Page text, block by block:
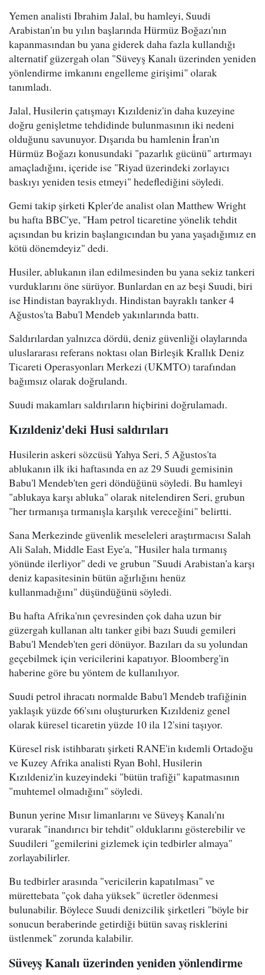
Yemen analisti Ibrahim Jalal, bu hamleyi, Suudi
Arabistan'ın bu yılın başlarında Hürmüz Boğazı'nın
kapanmasından bu yana giderek daha fazla kullandığı
alternatif güzergah olan "Süveyş Kanalı üzerinden yeniden
yönlendirme imkanını engelleme girişimi" olarak
tanımladı.
Jalal, Husilerin çatışmayı Kızıldeniz'in daha kuzeyine
doğru genişletme tehdidinde bulunmasının iki nedeni
olduğunu savunuyor. Dışarıda bu hamlenin İran'ın
Hürmüz Boğazı konusundaki "pazarlık gücünü" artırmayı
amaçladığını, içeride ise "Riyad üzerindeki zorlayıcı
baskıyı yeniden tesis etmeyi" hedeflediğini söyledi.
Gemi takip şirketi Kpler'de analist olan Matthew Wright
bu hafta BBC'ye, "Ham petrol ticaretine yönelik tehdit
açısından bu krizin başlangıcından bu yana yaşadığımız en
kötü dönemdeyiz" dedi.
Husiler, ablukanın ilan edilmesinden bu yana sekiz tankeri
vurduklarını öne sürüyor. Bunlardan en az beşi Suudi, biri
ise Hindistan bayraklıydı. Hindistan bayraklı tanker 4
Ağustos'ta Babu'l Mendeb yakınlarında battı.
Saldırılardan yalnızca dördü, deniz güvenliği olaylarında
uluslararası referans noktası olan Birleşik Krallık Deniz
Ticareti Operasyonları Merkezi (UKMTO) tarafından
bağımsız olarak doğrulandı.
Suudi makamları saldırıların hiçbirini doğrulamadı.
Kızıldeniz'deki Husi saldırıları
Husilerin askeri sözcüsü Yahya Seri, 5 Ağustos'ta
ablukanın ilk iki haftasında en az 29 Suudi gemisinin
Babu'l Mendeb'ten geri döndüğünü söyledi. Bu hamleyi
"ablukaya karşı abluka" olarak nitelendiren Seri, grubun
"her tırmanışa tırmanışla karşılık vereceğini" belirtti.
Sana Merkezinde güvenlik meseleleri araştırmacısı Salah
Ali Salah, Middle East Eye'a, "Husiler hala tırmanış
yönünde ilerliyor" dedi ve grubun "Suudi Arabistan'a karşı
deniz kapasitesinin bütün ağırlığını henüz
kullanmadığını" düşündüğünü söyledi.
Bu hafta Afrika'nın çevresinden çok daha uzun bir
güzergah kullanan altı tanker gibi bazı Suudi gemileri
Babu'l Mendeb'ten geri dönüyor. Bazıları da su yolundan
geçebilmek için vericilerini kapatıyor. Bloomberg'in
haberine göre bu yöntem de kullanılıyor.
Suudi petrol ihracatı normalde Babu'l Mendeb trafiğinin
yaklaşık yüzde 66'sını oluştururken Kızıldeniz genel
olarak küresel ticaretin yüzde 10 ila 12'sini taşıyor.
Küresel risk istihbaratı şirketi RANE'in kıdemli Ortadoğu
ve Kuzey Afrika analisti Ryan Bohl, Husilerin
Kızıldeniz'in kuzeyindeki "bütün trafiği" kapatmasının
"muhtemel olmadığını" söyledi.
Bunun yerine Mısır limanlarını ve Süveyş Kanalı'nı
vurarak "inandırıcı bir tehdit" olduklarını gösterebilir ve
Suudileri "gemilerini gizlemek için tedbirler almaya"
zorlayabilirler.
Bu tedbirler arasında "vericilerin kapatılması" ve
mürettebata "çok daha yüksek" ücretler ödenmesi
bulunabilir. Böylece Suudi denizcilik şirketleri "böyle bir
sonucun beraberinde getirdiği bütün savaş risklerini
üstlenmek" zorunda kalabilir.
Süveyş Kanalı üzerinden yeniden yönlendirme